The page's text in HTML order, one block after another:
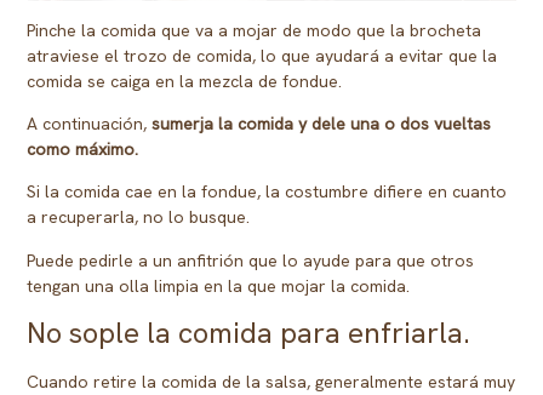
Pinche la comida que va a mojar de modo que la brocheta
atraviese el trozo de comida, lo que ayudará a evitar que la
comida se caiga en la mezcla de fondue.
A continuación,sumerja la comida y dele una o dos vueltas
como máximo.
Si la comida cae en la fondue, la costumbre difiere en cuanto
a recuperarla, no lo busque.
Puede pedirle a un anfitrión que lo ayude para que otros
tengan una olla limpia en la que mojar la comida.
No sople la comida para enfriarla.
Cuando retire la comida de la salsa, generalmente estará muy